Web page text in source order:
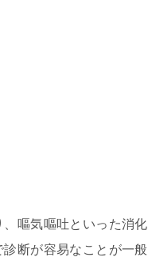
嘔気嘔吐といった消化
診断が容易なことが一般